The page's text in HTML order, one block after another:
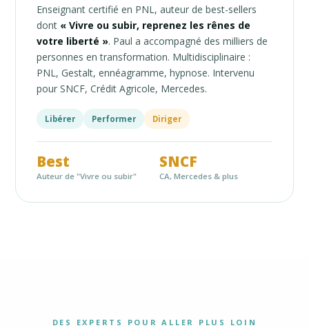
Enseignant certifié en PNL, auteur de best-sellers
dont « Vivre ou subir, reprenez les rênes de
votre liberté ». Paul a accompagné des milliers de
personnes en transformation. Multidisciplinaire :
PNL, Gestalt, ennéagramme, hypnose. Intervenu
pour SNCF, Crédit Agricole, Mercedes.
Libérer Performer Diriger
Best
Auteur de "Vivre ou subir"
SNCF
CA, Mercedes & plus
DES EXPERTS POUR ALLER PLUS LOIN